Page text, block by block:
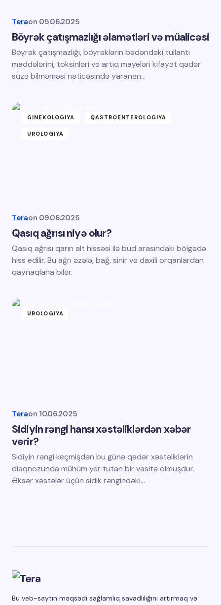
Teraon 05.06.2025
Böyrək çatışmazlığı əlamətləri və müalicəsi
Böyrək çatışmazlığı, böyrəklərin bədəndəki tullantı
maddələrini, toksinləri və artıq mayeləri kifayət qədər
süzə bilməməsi nəticəsində yaranən…
GINEKOLOGIYA QASTROENTEROLOGIYA
UROLOGIYA
Teraon 09.06.2025
Qasıq ağrısı niyə olur?
Qasıq ağrısı qarın alt hissəsi ilə bud arasındakı bölgədə
hiss edilir. Bu ağrı əzələ, bağ, sinir və daxili orqanlardan
qaynaqlana bilər.
UROLOGIYA
Teraon 10.06.2025
Sidiyin rəngi hansı xəstəliklərdən xəbər
verir?
Sidiyin rəngi keçmişdən bu günə qədər xəstəliklərin
diaqnozunda mühüm yer tutan bir vasitə olmuşdur.
Əksər xəstələr üçün sidik rəngindəki…
Bu veb-saytın məqsədi sağlamlıq savadlılığını artırmaq və